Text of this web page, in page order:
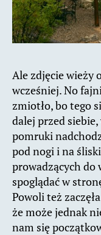
Ale zdjęcie wieży
wcześniej. No
zmiotło, bo tego
dalej przed
pomruki
pod nogi i na
prowadzących do
spoglądać w
Powoli też
że może jednak
nam się